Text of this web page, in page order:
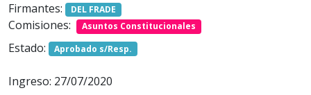
Firmantes:
DEL FRADE
Comisiones: Asuntos Constitucionales
Estado: Aprobado s/Resp.
Ingreso: 27/07/2020